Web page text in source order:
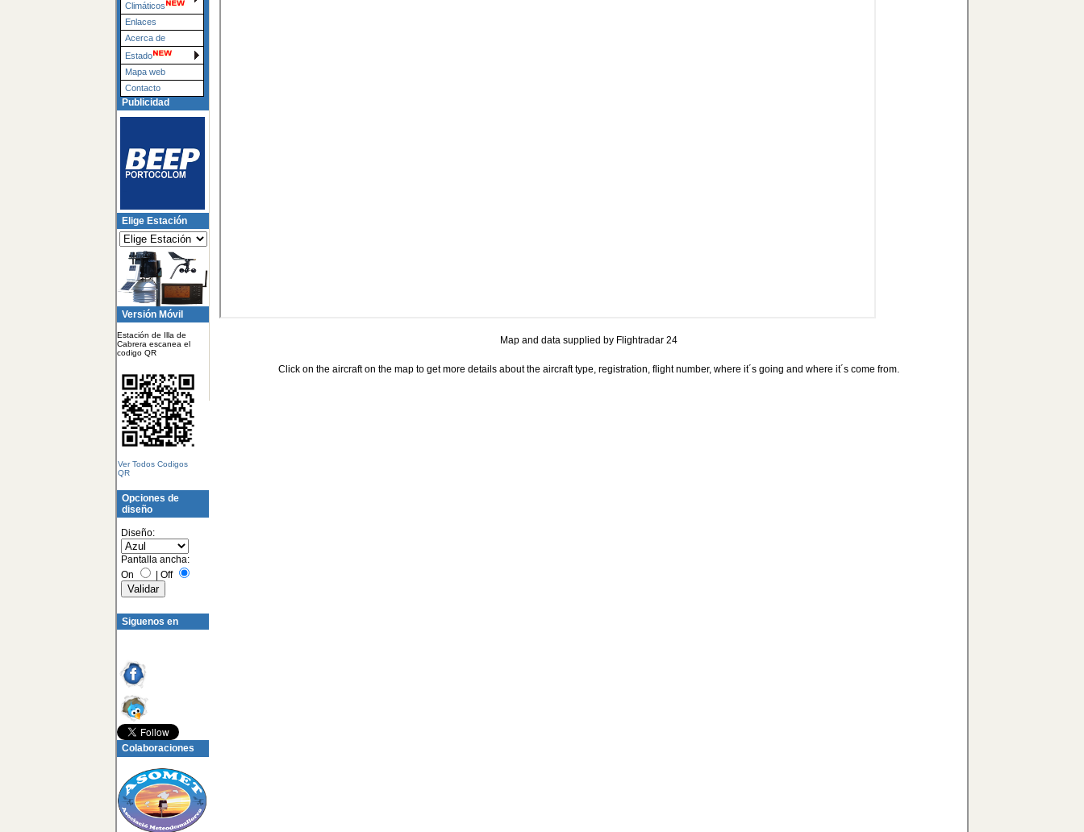
Climáticos
Enlaces
Acerca de
Estado
Mapa web
Contacto
Publicidad
Elige Estación
Versión Móvil
Estación de Illa de
Cabrera escanea el
codigo QR
Ver Todos Codigos
QR
Opciones de
diseño
Diseño:
Pantalla ancha:
On
Off
Siguenos en
Colaboraciones
Map and data supplied by Flightradar 24
Click on the aircraft on the map to get more details about the aircraft type, registration, flight number, where it´s going and where it´s come from.